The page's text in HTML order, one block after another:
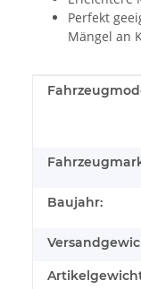
Perfekt
Mängel an
Wert
Baujahr: